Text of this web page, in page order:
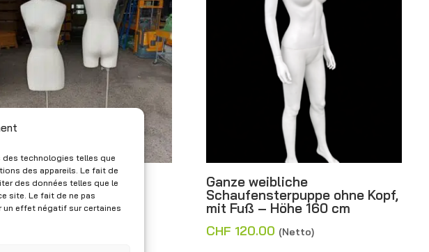
des technologies telles que
des appareils. Le fait de
des données telles que le
site. Le fait de ne pas
un effet négatif sur certaines
aus beigem
mit verstellbarem
– 81×35 cm –
Ganze weibliche
Schaufensterpuppe ohne Kopf,
mit Fuß – Höhe 160 cm
CHF 120.00 (Netto)